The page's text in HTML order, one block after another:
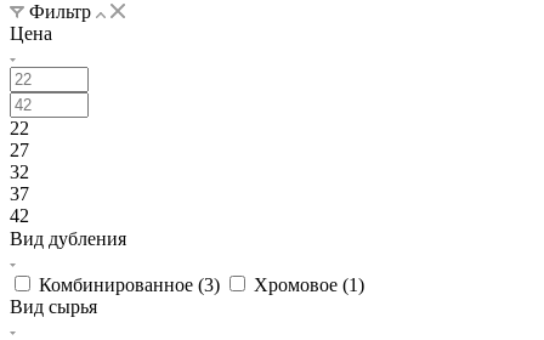
Фильтр
Цена
22
27
32
37
42
Вид дубления
Комбинированное (3) Хромовое (1)
Вид сырья